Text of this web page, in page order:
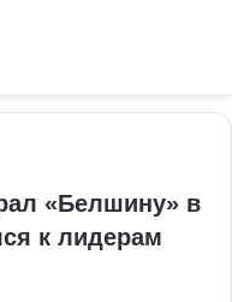
«Белшину» в
к лидерам